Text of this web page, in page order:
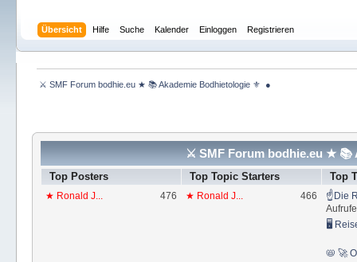
Übersicht Hilfe Suche Kalender Einloggen Registrieren
⚔ SMF Forum bodhie.eu ★ 📚 Akademie Bodhietologie ⚜  ●
⚔ SMF Forum bodhie.eu ★ 📚
Top Posters Top Topic Starters Top
★ Ronald J... 476 ★ Ronald J... 466
☝Die
Aufrufe
🖥
📛 🚀